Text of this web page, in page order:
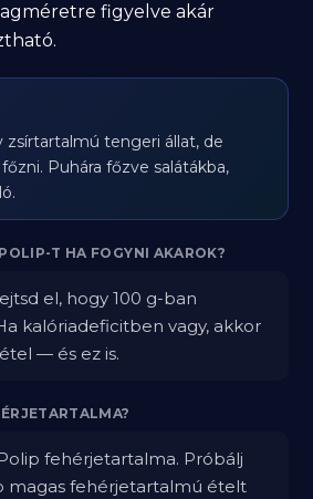
figyelve akár
zsírtartalmú tengeri állat, de
Puhára főzve salátákba,
T HA FOGYNI AKAROK?
el, hogy 100 g-ban
kalóriadeficitben vagy, akkor
— és ez is.
fehérjetartalma. Próbálj
magas fehérjetartalmú ételt